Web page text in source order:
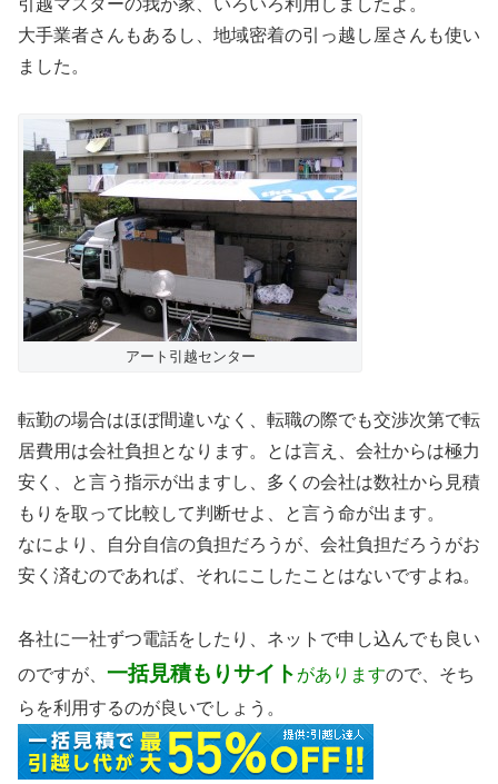
大手業者さんもあるし、地域密着の引っ越し屋さんも使い
ました。
アート引越センター
転勤の場合はほぼ間違いなく、転職の際でも交渉次第で転
居費用は会社負担となります。とは言え、会社からは極力
安く、と言う指示が出ますし、多くの会社は数社から見積
もりを取って比較して判断せよ、と言う命が出ます。
なにより、自分自信の負担だろうが、会社負担だろうがお
安く済むのであれば、それにこしたことはないですよね。
各社に一社ずつ電話をしたり、ネットで申し込んでも良い
のですが、 一括見積もりサイト がありますので、そち
らを利用するのが良いでしょう。